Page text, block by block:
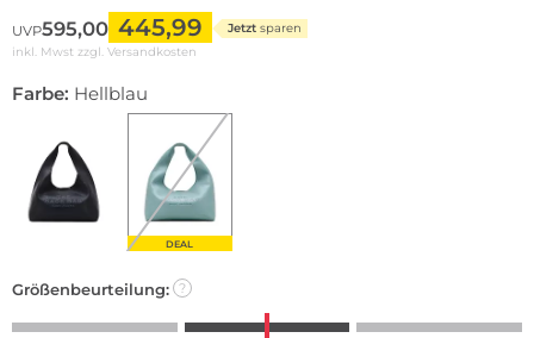
UVP595,00 445,99 Jetzt sparen
inkl. Mwst zzgl. Versandkosten
Farbe: Hellblau
DEAL
Größenbeurteilung: ?